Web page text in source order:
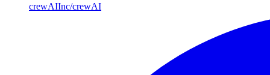
crewAIInc/crewAI